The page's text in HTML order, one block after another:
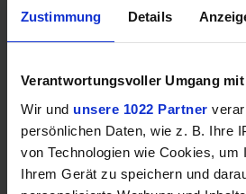
Zustimmung Details
Verantwortungsvoller Umgang
Wir und unsere 1022 Partner
persönlichen Daten, wie z. B. Ihre
von Technologien wie Cookies, um
Ihrem Gerät zu speichern und
Videoanschlüsse
DisplayPort